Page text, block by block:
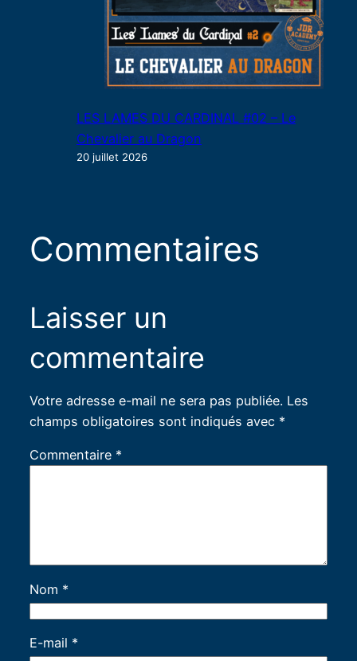
LES LAMES DU CARDINAL #02 – Le
Chevalier au Dragon
20 juillet 2026
Commentaires
Laisser un
commentaire
Votre adresse e-mail ne sera pas publiée. Les
champs obligatoires sont indiqués avec *
Commentaire *
Nom *
E-mail *